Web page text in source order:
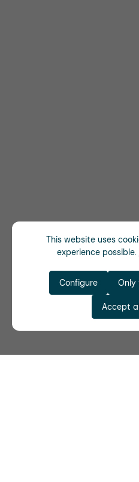
This website uses
experience possible.
Only
Configure
Accept